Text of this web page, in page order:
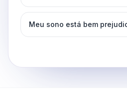
Meu sono está bem